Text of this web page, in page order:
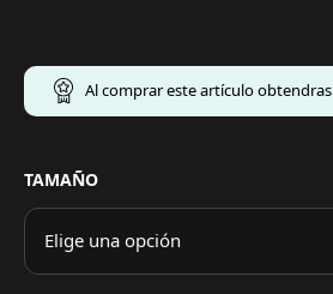
Al comprar este artículo obtendras
TAMAÑO